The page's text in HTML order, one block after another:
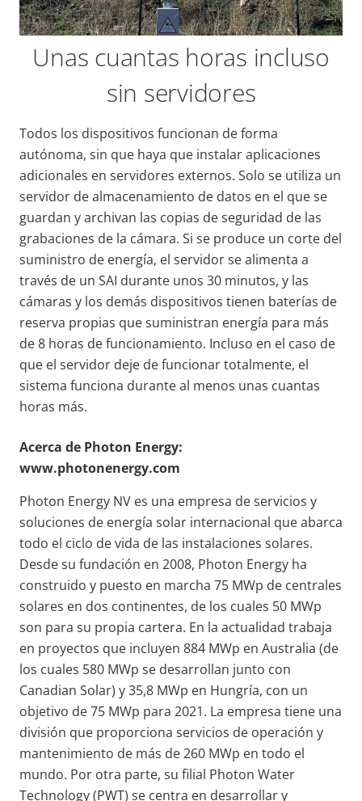
Unas cuantas horas incluso
sin servidores
Todos los dispositivos funcionan de forma
autónoma, sin que haya que instalar aplicaciones
adicionales en servidores externos. Solo se utiliza un
servidor de almacenamiento de datos en el que se
guardan y archivan las copias de seguridad de las
grabaciones de la cámara. Si se produce un corte del
suministro de energía, el servidor se alimenta a
través de un SAI durante unos 30 minutos, y las
cámaras y los demás dispositivos tienen baterías de
reserva propias que suministran energía para más
de 8 horas de funcionamiento. Incluso en el caso de
que el servidor deje de funcionar totalmente, el
sistema funciona durante al menos unas cuantas
horas más.
Acerca de Photon Energy:
www.photonenergy.com
Photon Energy NV es una empresa de servicios y
soluciones de energía solar internacional que abarca
todo el ciclo de vida de las instalaciones solares.
Desde su fundación en 2008, Photon Energy ha
construido y puesto en marcha 75 MWp de centrales
solares en dos continentes, de los cuales 50 MWp
son para su propia cartera. En la actualidad trabaja
en proyectos que incluyen 884 MWp en Australia (de
los cuales 580 MWp se desarrollan junto con
Canadian Solar) y 35,8 MWp en Hungría, con un
objetivo de 75 MWp para 2021. La empresa tiene una
división que proporciona servicios de operación y
mantenimiento de más de 260 MWp en todo el
mundo. Por otra parte, su filial Photon Water
Technology (PWT) se centra en desarrollar y